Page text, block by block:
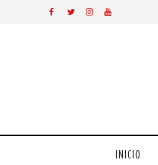
INICIO